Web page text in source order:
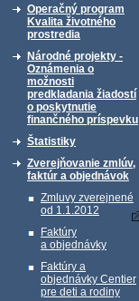
Operačný program
Kvalita životného
prostredia
Národné projekty -
Oznámenia o
možnosti
predkladania žiadostí
o poskytnutie
finančného príspevku
Štatistiky
Zverejňovanie zmlúv,
faktúr a objednávok
Zmluvy zverejnené
od 1.1.2012
Faktúry
a objednávky
Faktúry a
objednávky Centier
pre deti a rodiny